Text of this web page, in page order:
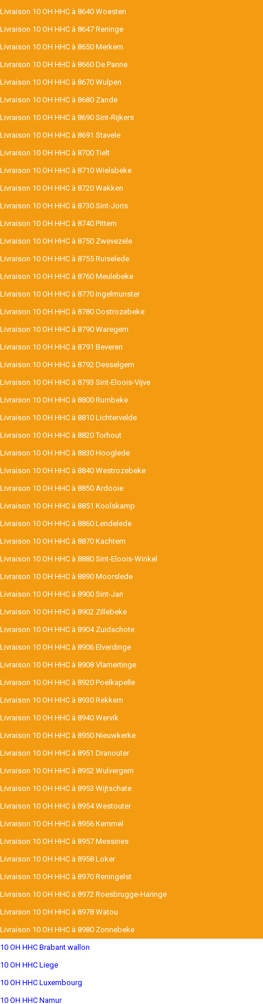
Livraison 10 OH HHC à 8640 Woesten
Livraison 10 OH HHC à 8647 Reninge
Livraison 10 OH HHC à 8650 Merkem
Livraison 10 OH HHC à 8660 De Panne
Livraison 10 OH HHC à 8670 Wulpen
Livraison 10 OH HHC à 8680 Zande
Livraison 10 OH HHC à 8690 Sint-Rijkers
Livraison 10 OH HHC à 8691 Stavele
Livraison 10 OH HHC à 8700 Tielt
Livraison 10 OH HHC à 8710 Wielsbeke
Livraison 10 OH HHC à 8720 Wakken
Livraison 10 OH HHC à 8730 Sint-Joris
Livraison 10 OH HHC à 8740 Pittem
Livraison 10 OH HHC à 8750 Zwevezele
Livraison 10 OH HHC à 8755 Ruiselede
Livraison 10 OH HHC à 8760 Meulebeke
Livraison 10 OH HHC à 8770 Ingelmunster
Livraison 10 OH HHC à 8780 Oostrozebeke
Livraison 10 OH HHC à 8790 Waregem
Livraison 10 OH HHC à 8791 Beveren
Livraison 10 OH HHC à 8792 Desselgem
Livraison 10 OH HHC à 8793 Sint-Eloois-Vijve
Livraison 10 OH HHC à 8800 Rumbeke
Livraison 10 OH HHC à 8810 Lichtervelde
Livraison 10 OH HHC à 8820 Torhout
Livraison 10 OH HHC à 8830 Hooglede
Livraison 10 OH HHC à 8840 Westrozebeke
Livraison 10 OH HHC à 8850 Ardooie
Livraison 10 OH HHC à 8851 Koolskamp
Livraison 10 OH HHC à 8860 Lendelede
Livraison 10 OH HHC à 8870 Kachtem
Livraison 10 OH HHC à 8880 Sint-Eloois-Winkel
Livraison 10 OH HHC à 8890 Moorslede
Livraison 10 OH HHC à 8900 Sint-Jan
Livraison 10 OH HHC à 8902 Zillebeke
Livraison 10 OH HHC à 8904 Zuidschote
Livraison 10 OH HHC à 8906 Elverdinge
Livraison 10 OH HHC à 8908 Vlamertinge
Livraison 10 OH HHC à 8920 Poelkapelle
Livraison 10 OH HHC à 8930 Rekkem
Livraison 10 OH HHC à 8940 Wervik
Livraison 10 OH HHC à 8950 Nieuwkerke
Livraison 10 OH HHC à 8951 Dranouter
Livraison 10 OH HHC à 8952 Wulvergem
Livraison 10 OH HHC à 8953 Wijtschate
Livraison 10 OH HHC à 8954 Westouter
Livraison 10 OH HHC à 8956 Kemmel
Livraison 10 OH HHC à 8957 Messines
Livraison 10 OH HHC à 8958 Loker
Livraison 10 OH HHC à 8970 Reningelst
Livraison 10 OH HHC à 8972 Roesbrugge-Haringe
Livraison 10 OH HHC à 8978 Watou
Livraison 10 OH HHC à 8980 Zonnebeke
10 OH HHC Brabant wallon
10 OH HHC Liege
10 OH HHC Luxembourg
10 OH HHC Namur